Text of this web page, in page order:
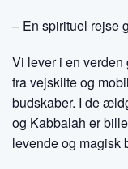
– En spirituel rejse
Vi lever i en
fra vejskilte og
budskaber. I de
og Kabbalah er
levende og magisk